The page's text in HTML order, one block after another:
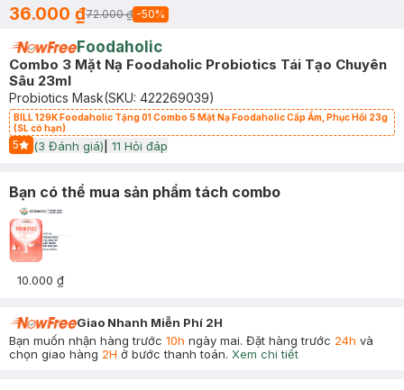
36.000 ₫72.000 ₫ -50%
Foodaholic
Combo 3 Mặt Nạ Foodaholic Probiotics Tái Tạo Chuyên
Sâu 23ml
Probiotics Mask(SKU: 422269039)
BILL 129K Foodaholic Tặng 01 Combo 5 Mặt Nạ Foodaholic Cấp Ẩm, Phục Hồi 23g
(SL có hạn)
5
Start Icon
(3 Đánh giá) 11 Hỏi đáp
Bạn có thể mua sản phẩm tách combo
10.000 ₫
Giao Nhanh Miễn Phí 2H
Bạn muốn nhận hàng trước 10h ngày mai. Đặt hàng trước 24h và
chọn giao hàng 2H ở bước thanh toán. Xem chi tiết